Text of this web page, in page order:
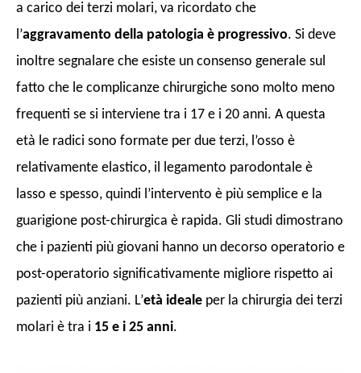
a carico dei terzi molari, va ricordato che
l’aggravamento della patologia è progressivo. Si deve
inoltre segnalare che esiste un consenso generale sul
fatto che le complicanze chirurgiche sono molto meno
frequenti se si interviene tra i 17 e i 20 anni. A questa
età le radici sono formate per due terzi, l’osso è
relativamente elastico, il legamento parodontale è
lasso e spesso, quindi l’intervento è più semplice e la
guarigione post-chirurgica è rapida. Gli studi dimostrano
che i pazienti più giovani hanno un decorso operatorio e
post-operatorio significativamente migliore rispetto ai
pazienti più anziani. L’età ideale per la chirurgia dei terzi
molari è tra i 15 e i 25 anni.